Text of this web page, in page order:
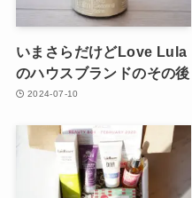
いまさらだけどLove Lula
のハウスブランドのその後
2024-07-10